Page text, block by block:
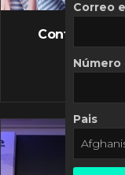
Controversia
Correo
Pais